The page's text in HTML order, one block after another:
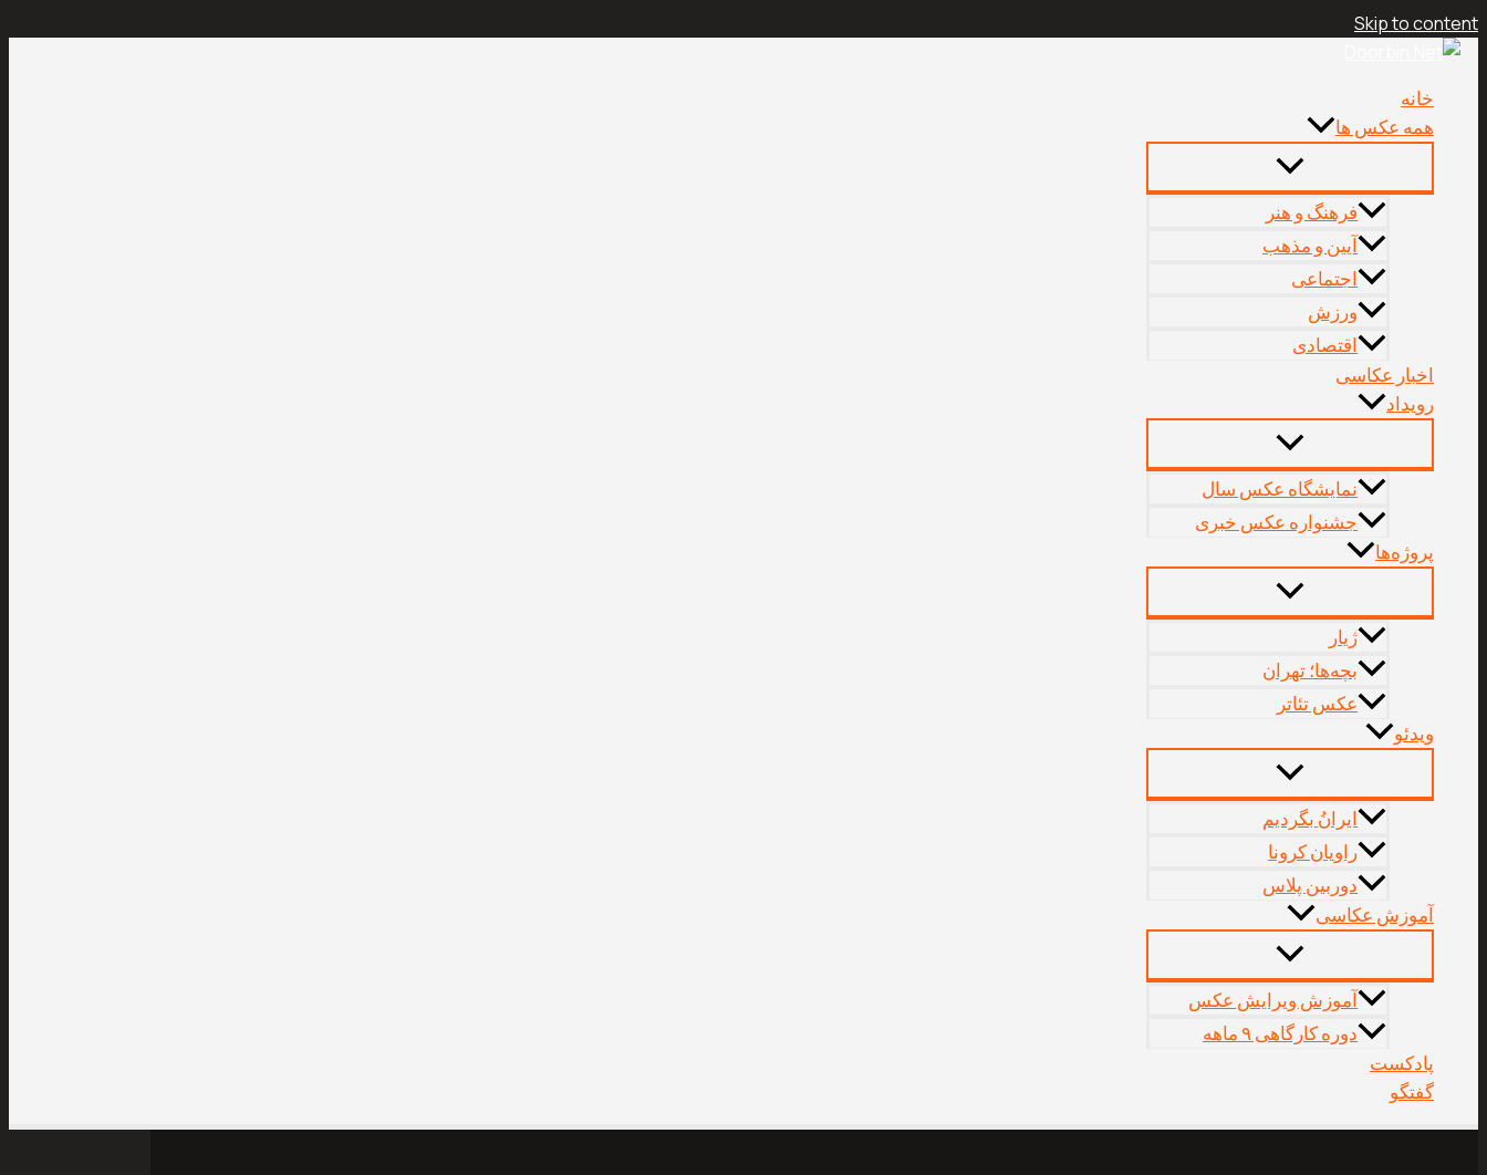
Skip to content
خانه
همه عکس ها
فرهنگ و هنر
آیین و مذهب
اجتماعی
ورزش
اقتصادی
اخبار عکاسی
رویداد
نمایشگاه عکس سال
جشنواره عکس خبری
پروژه‌‌ها
ژیار
بچه‌ها؛ تهران
عکس تئاتر
ویدئو
ایرانُ بگردیم
راویان کرونا
دوربین پلاس
آموزش عکاسی
آموزش ویرایش عکس
دوره کارگاهی ۹ ماهه
پادکست
گفتگو